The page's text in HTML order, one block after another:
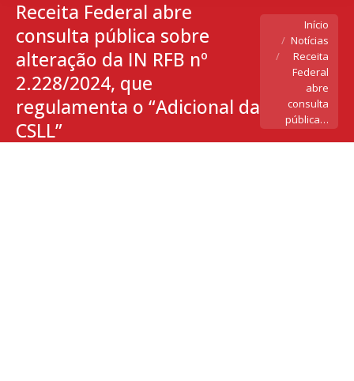
Receita Federal abre
consulta pública sobre
alteração da IN RFB nº
2.228/2024, que
regulamenta o “Adicional da
CSLL”
Você está aqui:
Início
Notícias
Receita
Federal
abre
consulta
pública…